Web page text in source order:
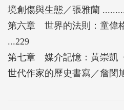
境創傷與生態／張雅蘭
第六章 世界的法則：童偉
...229
第七章 媒介記憶：黃崇凱
世代作家的歷史書寫／詹閔